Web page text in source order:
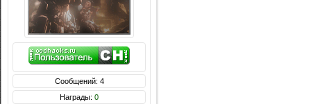
Сообщений: 4
Награды: 0